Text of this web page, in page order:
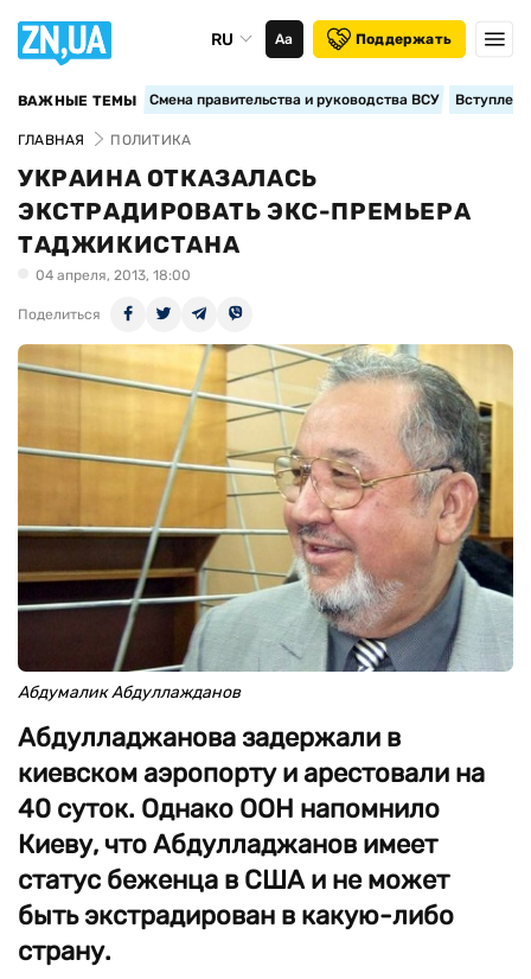
RU Аа Поддержать
ВАЖНЫЕ ТЕМЫ Смена правительства и руководства ВСУ
ГЛАВНАЯ ПОЛИТИКА
УКРАИНА ОТКАЗАЛАСЬ
ЭКСТРАДИРОВАТЬ ЭКС-ПРЕМЬЕРА
ТАДЖИКИСТАНА
04 апреля, 2013, 18:00
Поделиться
Абдумалик Абдуллажданов
Абдулладжанова задержали в
киевском аэропорту и арестовали на
40 суток. Однако ООН напомнило
Киеву, что Абдулладжанов имеет
статус беженца в США и не может
быть экстрадирован в какую-либо
страну.